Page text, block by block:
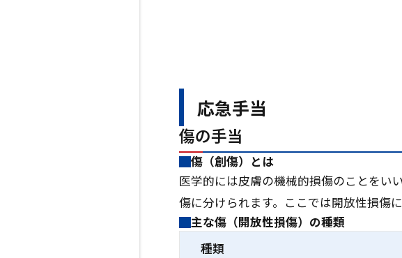
応急手当
傷の手当
傷（創傷）とは
医学的には皮膚の機械的損傷のことをい
傷に分けられます。ここでは開放性損傷に
主な傷（開放性損傷）の種類
種類